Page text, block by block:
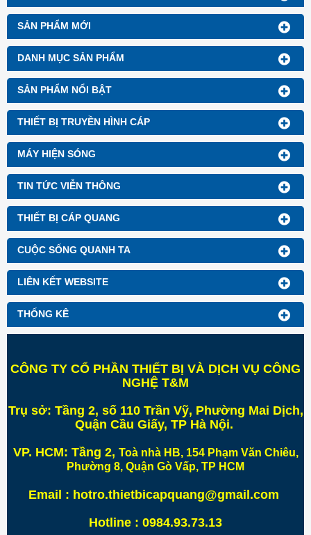
SẢN PHẨM MỚI
DANH MỤC SẢN PHẨM
SẢN PHẨM NỔI BẬT
THIẾT BỊ TRUYỀN HÌNH CÁP
MÁY HIỆN SÓNG
TIN TỨC VIỄN THÔNG
THIẾT BỊ CÁP QUANG
CUỘC SỐNG QUANH TA
LIÊN KẾT WEBSITE
THỐNG KÊ
CÔNG TY CỔ PHẦN THIẾT BỊ VÀ DỊCH VỤ CÔNG
NGHỆ T&M
Trụ sở: Tầng 2, số 110 Trần Vỹ, Phường Mai Dịch,
Quận Cầu Giấy, TP Hà Nội.
VP. HCM: Tầng 2, Toà nhà HB, 154 Phạm Văn Chiêu,
Phường 8, Quận Gò Vấp, TP HCM
Email : hotro.thietbicapquang@gmail.com
Hotline : 0984.93.73.13